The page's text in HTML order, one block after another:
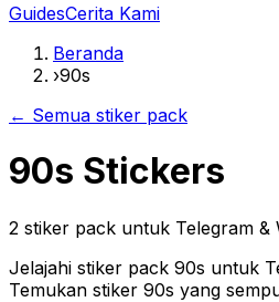
GuidesCerita Kami
Beranda
›90s
← Semua stiker pack
90s Stickers
2 stiker pack untuk Telegram &
Jelajahi stiker pack 90s untuk
Temukan stiker 90s yang